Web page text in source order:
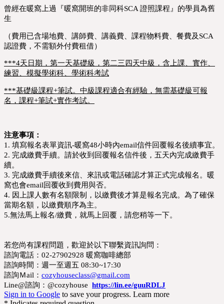
曾經在暖窩上過『暖窩開班的非同科SCA 證照課程』的學員為舊
生
（費用已含場地費、講師費、講義費、課程物料費、餐費及SCA
認證費，不需額外付費租借）
***4天日期，第一天基礎級，第二三四天中級，含上課、實作、
練習、模擬學術科、學術科考試
***基礎級課程+筆試。 中級課程適合有經驗 ， 無需基礎級可報
名，課程+筆試+實作考試。
注意事項：
1. 填寫報名表單資訊-暖窩48小時內email信件回覆報名後續事宜。
2. 完成繳費手續。請於收到回覆報名信件後，五天內完成繳費手
續。
3. 完成繳費手續後來信、來訊或電話確認才算正式完成報名。暖
窩也會email回覆收到費用與否。
4. 因上課人數有名額限制，以繳費後才算是報名完成。為了確保
當期名額，以繳費順序為主。
5.無法馬上報名/繳費，就馬上回覆，請您稍等一下。
若您尚有課程問題，歡迎於以下聯繫資訊詢問：
諮詢電話：02-27902928 暖窩咖啡總部
諮詢時間：週一至週五 08:30~17:30
諮詢Ｍail： cozyhouseclass@gmail.com
Line@諮詢：@cozyhouse https://lin.ee/guuRDLJ
Sign in to Google to save your progress. Learn more